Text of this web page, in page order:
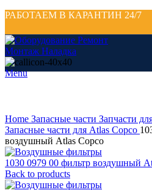
РАБОТАЕМ В КАРАНТИН 24/7
Menu
Home Запасные части Запчасти
Запасные части для Atlas Copco
воздушный Atlas Copco
1030 0979 00 фильтр воздушный
Back to products